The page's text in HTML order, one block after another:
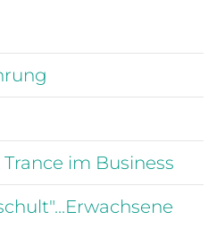
im Business